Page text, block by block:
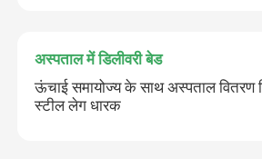
अस्पताल में डिलीवरी बेड
ऊंचाई समायोज्य के साथ अस्पताल वितरण
स्टील लेग धारक